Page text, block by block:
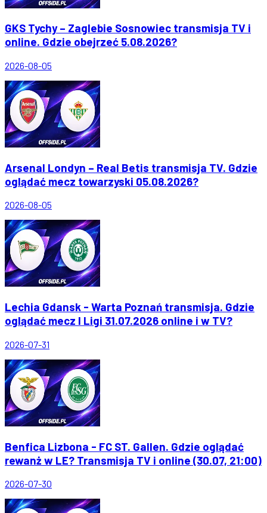
GKS Tychy – Zaglebie Sosnowiec transmisja TV i
online. Gdzie obejrzeć 5.08.2026?
2026-08-05
Arsenal Londyn – Real Betis transmisja TV. Gdzie
oglądać mecz towarzyski 05.08.2026?
2026-08-05
Lechia Gdansk - Warta Poznań transmisja. Gdzie
oglądać mecz I Ligi 31.07.2026 online i w TV?
2026-07-31
Benfica Lizbona - FC ST. Gallen. Gdzie oglądać
rewanż w LE? Transmisja TV i online (30.07, 21:00)
2026-07-30